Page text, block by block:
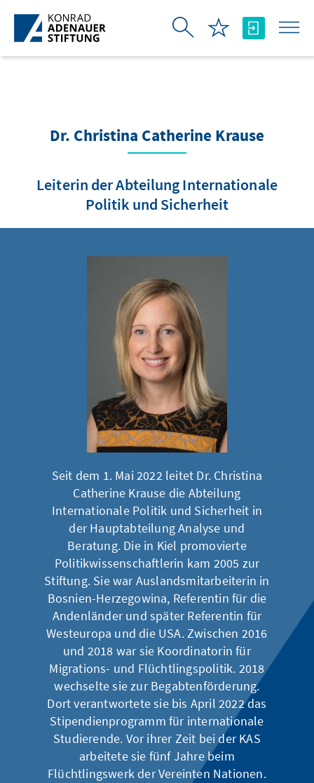
Skip to Main Content
Dr. Christina Catherine Krause
Leiterin der Abteilung Internationale
Politik und Sicherheit
Seit dem 1. Mai 2022 leitet Dr. Christina
Catherine Krause die Abteilung
Internationale Politik und Sicherheit in
der Hauptabteilung Analyse und
Beratung. Die in Kiel promovierte
Politikwissenschaftlerin kam 2005 zur
Stiftung. Sie war Auslandsmitarbeiterin in
Bosnien-Herzegowina, Referentin für die
Andenländer und später Referentin für
Westeuropa und die USA. Zwischen 2016
und 2018 war sie Koordinatorin für
Migrations- und Flüchtlingspolitik. 2018
wechselte sie zur Begabtenförderung.
Dort verantwortete sie bis April 2022 das
Stipendienprogramm für internationale
Studierende. Vor ihrer Zeit bei der KAS
arbeitete sie fünf Jahre beim
Flüchtlingswerk der Vereinten Nationen.